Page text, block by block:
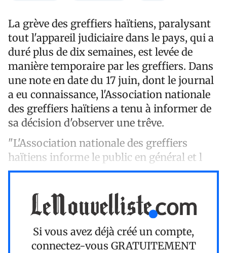
La grève des greffiers haïtiens, paralysant
tout l'appareil judiciaire dans le pays, qui a
duré plus de dix semaines, est levée de
manière temporaire par les greffiers. Dans
une note en date du 17 juin, dont le journal
a eu connaissance, l'Association nationale
des greffiers haïtiens a tenu à informer de
sa décision d'observer une trêve.
"L'Association nationale des greffiers
haïtiens informe le public en général et l
Si vous avez déjà créé un compte,
connectez-vous GRATUITEMENT